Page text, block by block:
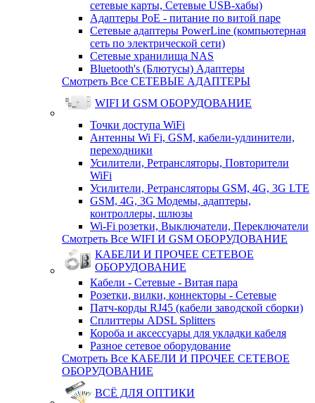
сетевые карты, Сетевые USB-хабы)
Адаптеры PoE - питание по витой паре
Сетевые адаптеры PowerLine (компьютерная
сеть по электрической сети)
Сетевые хранилища NAS
Bluetooth's (Блютусы) Адаптеры
Смотреть Все СЕТЕВЫЕ АДАПТЕРЫ
WIFI И GSM ОБОРУДОВАНИЕ
Точки доступа WiFi
Антенны Wi Fi, GSM, кабели-удлинители,
переходники
Усилители, Ретрансляторы, Повторители
WiFi
Усилители, Ретрансляторы GSM, 4G, 3G LTE
GSM, 4G, 3G Модемы, адаптеры,
контроллеры, шлюзы
Wi-Fi розетки, Выключатели, Переключатели
Смотреть Все WIFI И GSM ОБОРУДОВАНИЕ
КАБЕЛИ И ПРОЧЕЕ СЕТЕВОЕ
ОБОРУДОВАНИЕ
Кабели - Сетевые - Витая пара
Розетки, вилки, коннекторы - Сетевые
Патч-корды RJ45 (кабели заводской сборки)
Сплиттеры ADSL Splitters
Короба и аксессуары для укладки кабеля
Разное сетевое оборудование
Смотреть Все КАБЕЛИ И ПРОЧЕЕ СЕТЕВОЕ
ОБОРУДОВАНИЕ
ВСЁ ДЛЯ ОПТИКИ